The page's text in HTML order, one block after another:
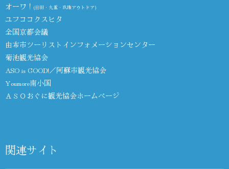
オーワ！ (日田・九重・玖珠アウトドア)
ユフココクスヒタ
全国京都会議
由布市ツーリストインフォメーションセンター
菊池観光協会
ASO is GOOD!／阿蘇市観光協会
Youmore南小国
ＡＳＯおぐに観光協会ホームページ
関連サイト